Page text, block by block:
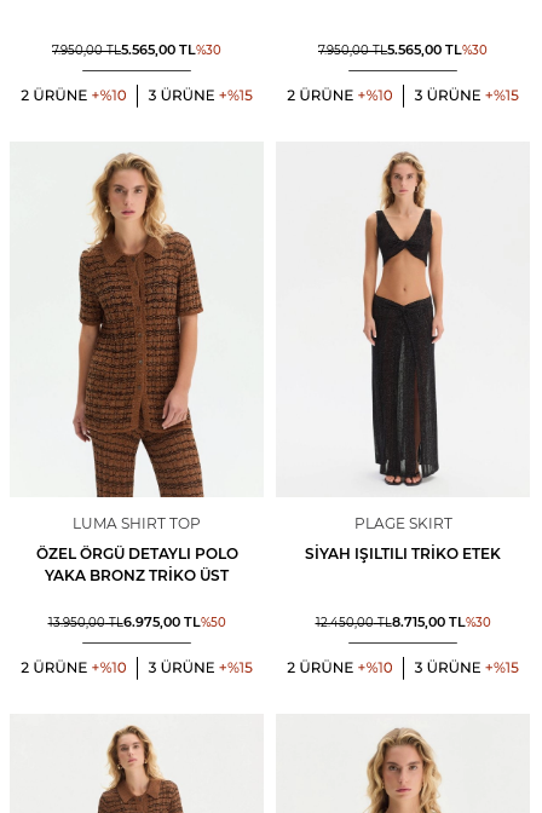
7.950,00TL5.565,00 TL%30 7.950,00TL5.565,00 TL%30
LUMA SHIRT TOP
ÖZEL ÖRGÜ DETAYLI POLO
YAKA BRONZ TRIKO ÜST
13.950,00TL6.975,00TL%50
PLAGE SKIRT
SIYAH IŞILTILI TRIKO ETEK
12.450,00TL8.715,00TL%30